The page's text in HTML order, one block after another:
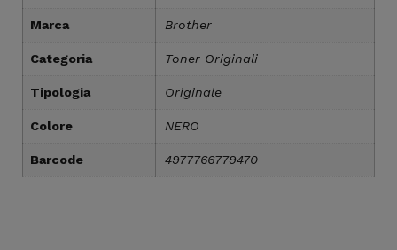
Marca Brother
Categoria Toner Originali
Tipologia Originale
Colore NERO
Barcode 4977766779470